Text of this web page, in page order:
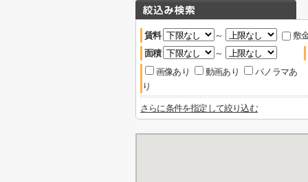
賃料 ～
敷
面積
～
画像あり
動画あり
パノラマあ
り
さらに条件を指定して絞り込む